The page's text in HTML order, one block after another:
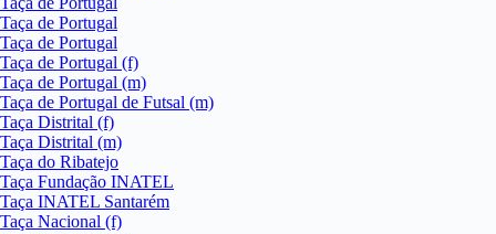
Taça de Portugal
Taça de Portugal
Taça de Portugal (f)
Taça de Portugal (m)
Taça de Portugal de Futsal (m)
Taça Distrital (f)
Taça Distrital (m)
Taça do Ribatejo
Taça Fundação INATEL
Taça INATEL Santarém
Taça Nacional (f)